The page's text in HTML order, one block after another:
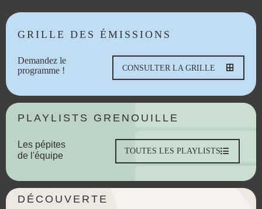
GRILLE DES ÉMISSIONS
Demandez le
programme !
CONSULTER LA GRILLE
PLAYLISTS GRENOUILLE
Les pépites
de l'équipe
TOUTES LES PLAYLISTS
DÉCOUVERTE